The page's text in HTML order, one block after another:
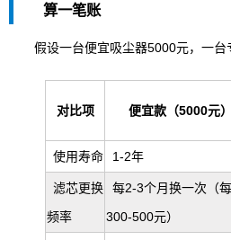
算一笔账
假设一台便宜吸尘器5000元，一台
对比项 便宜款（5000元）
使用寿命 1-2年
滤芯更换
频率
每2-3个月换一次（
300-500元）